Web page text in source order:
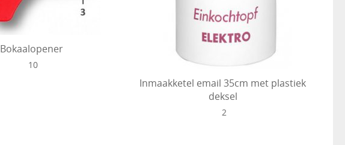
Bokaalopener
10
Inmaakketel email 35cm met plastiek
deksel
2